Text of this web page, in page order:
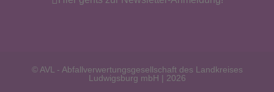
© AVL - Abfallverwertungsgesellschaft des Landkreises
Ludwigsburg mbH | 2026